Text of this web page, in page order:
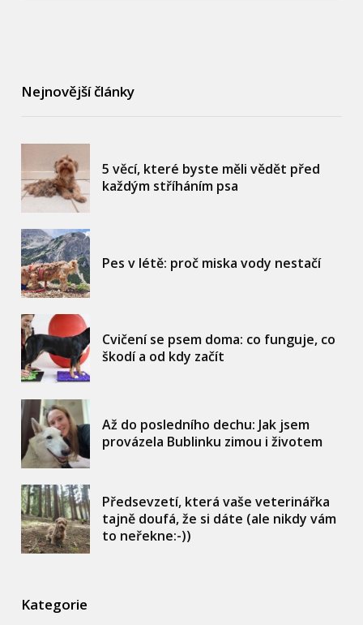
Nejnovější články
5 věcí, které byste měli vědět před
každým stříháním psa
Pes v létě: proč miska vody nestačí
Cvičení se psem doma: co funguje, co
škodí a od kdy začít
Až do posledního dechu: Jak jsem
provázela Bublinku zimou i životem
Předsevzetí, která vaše veterinářka
tajně doufá, že si dáte (ale nikdy vám
to neřekne:-))
Kategorie